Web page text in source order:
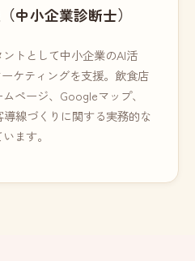
中小企業診断士）
トとして中小企業のAI活
ケティングを支援。飲食店
ページ、Googleマップ、
導線づくりに関する実務的な
ます。